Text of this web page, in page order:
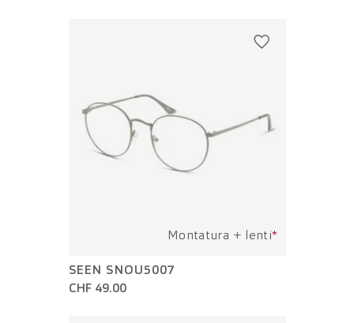
Montatura + lenti*
SEEN SNOU5007
CHF 49.00